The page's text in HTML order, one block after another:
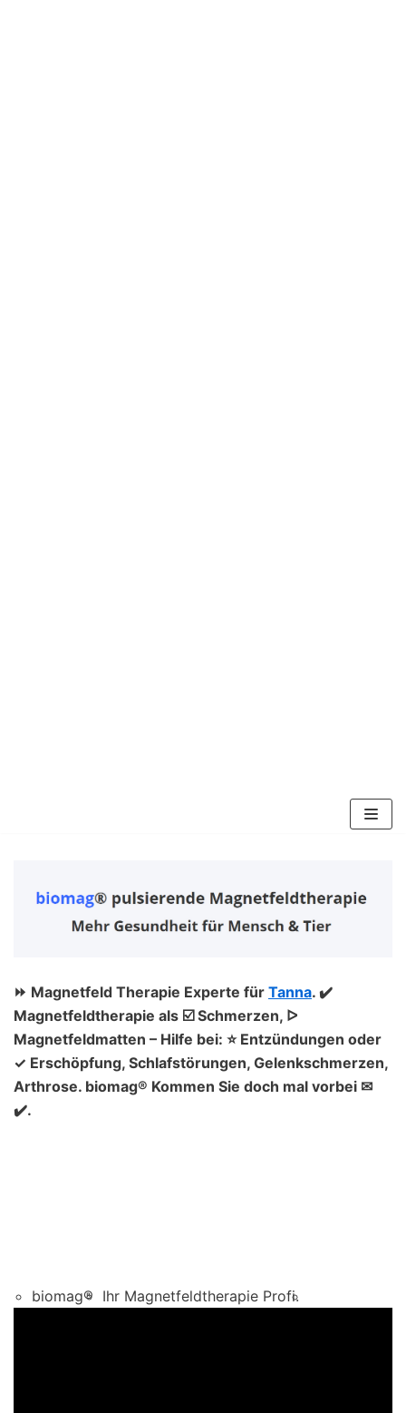
springen
⏩ Magnetfeld Therapie Experte für Tanna. ✔️
Magnetfeldtherapie als ☑️ Schmerzen, ᐅ
Magnetfeldmatten – Hilfe bei: ⭐ Entzündungen oder
✓ Erschöpfung, Schlafstörungen, Gelenkschmerzen,
Arthrose. biomag® Kommen Sie doch mal vorbei ✉
✔️.
biomag® Ihr Magnetfeldtherapie Profi.